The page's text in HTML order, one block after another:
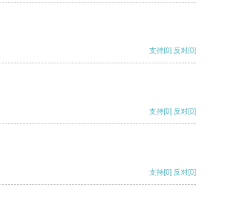
支持[0] 反对[0]
支持[0] 反对[0]
支持[0] 反对[0]